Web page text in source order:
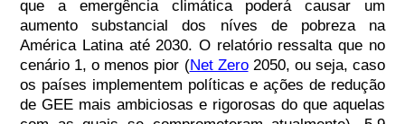
que a emergência climática poderá causar um
aumento substancial dos níves de pobreza na
América Latina até 2030. O relatório ressalta que no
cenário 1, o menos pior (Net Zero2050, ou seja, caso
os países implementem políticas e ações de redução
de GEE mais ambiciosas e rigorosas do que aquelas